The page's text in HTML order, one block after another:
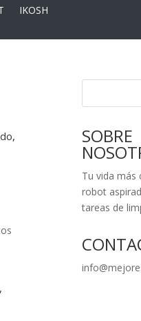
IKOSH
SOBRE
Tu vida más
robot
tareas de